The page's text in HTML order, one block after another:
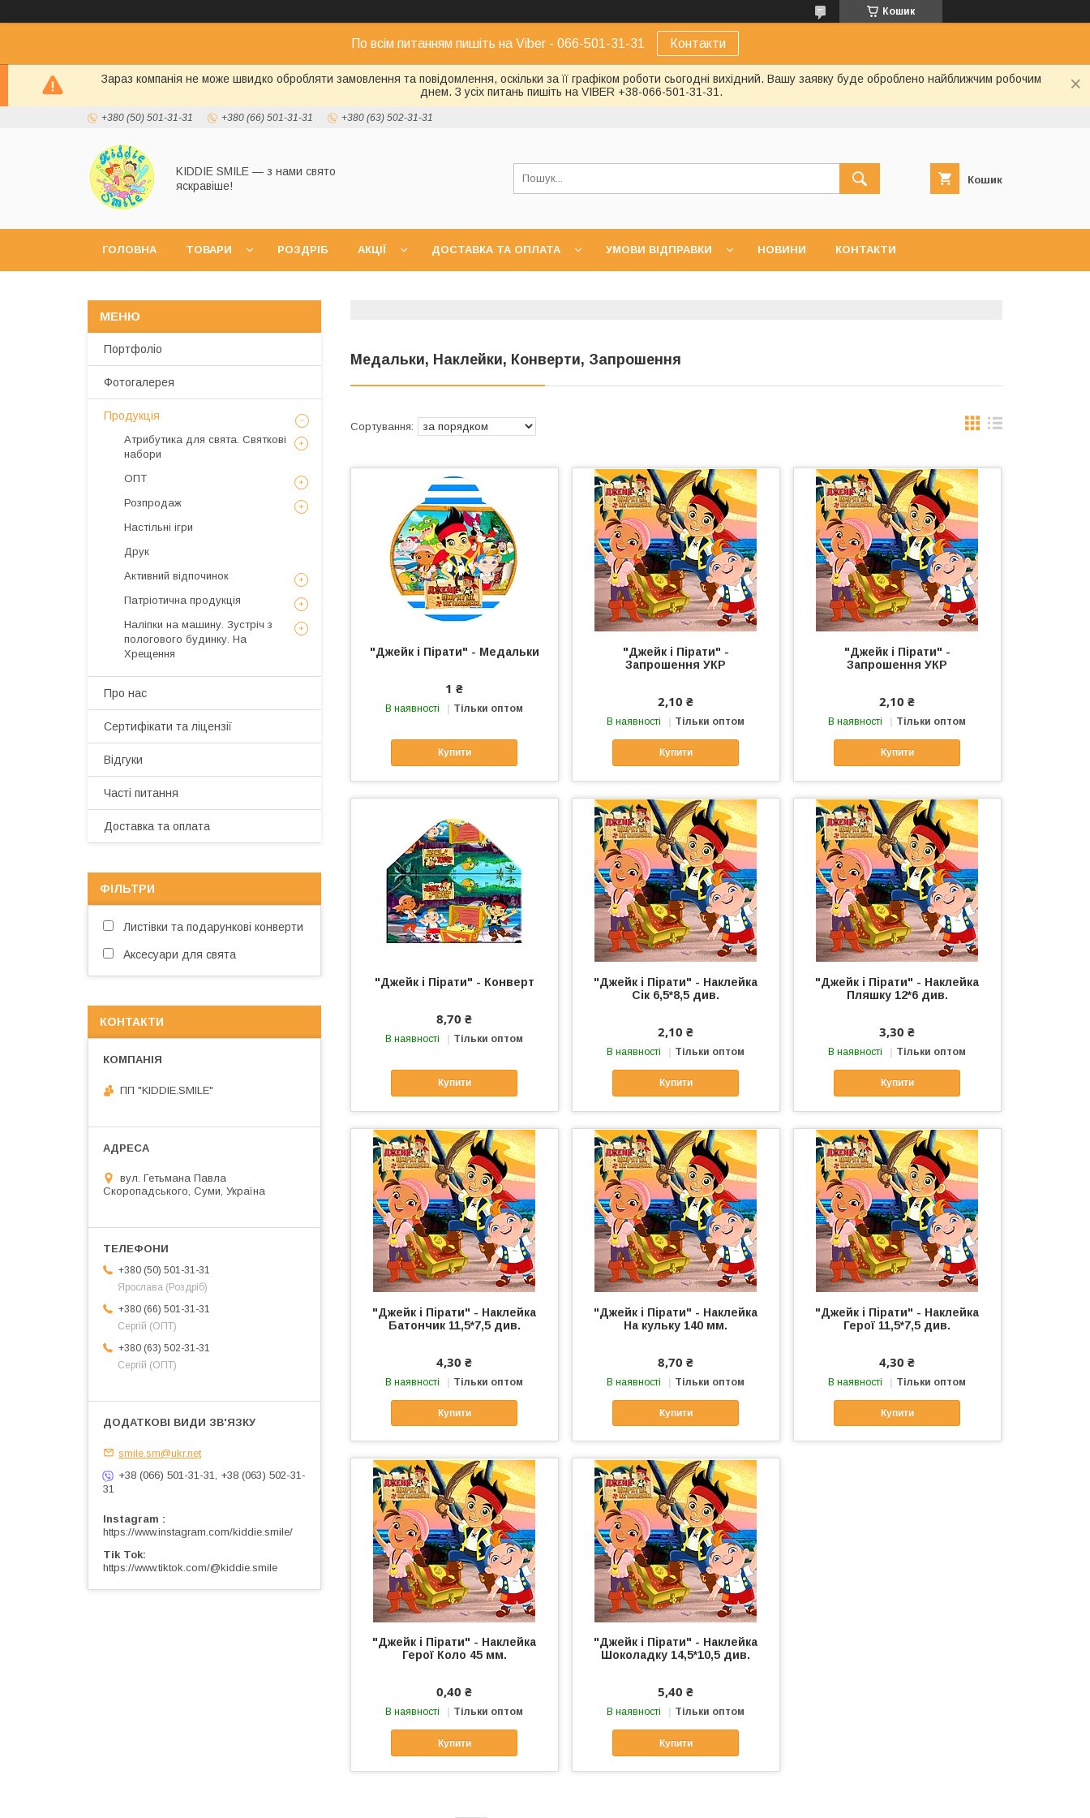
Кошик
По всім питанням пишіть на Viber - 066-501-31-31 Контакти
Зараз компанія не може швидко обробляти замовлення та повідомлення, оскільки за її графіком роботи сьогодні вихідний. Вашу заявку буде оброблено найближчим робочим
днем. З усіх питань пишіть на VIBER +38-066-501-31-31.
+380 (50) 501-31-31 +380 (66) 501-31-31 +380 (63) 502-31-31
KIDDIE SMILE — з нами свято
яскравіше!
Кошик
ГОЛОВНА ТОВАРИ РОЗДРІБ АКЦІЇ ДОСТАВКА ТА ОПЛАТА УМОВИ ВІДПРАВКИ НОВИНИ КОНТАКТИ
Медальки, Наклейки, Конверти, Запрошення
"Джейк і Пірати" - Медальки
1 ₴
В наявності Тільки оптом
Купити
"Джейк і Пірати" -
Запрошення УКР
2,10 ₴
В наявності Тільки оптом
Купити
"Джейк і Пірати" -
Запрошення УКР
2,10 ₴
В наявності Тільки оптом
Купити
"Джейк і Пірати" - Конверт
8,70 ₴
В наявності Тільки оптом
Купити
"Джейк і Пірати" - Наклейка
Сік 6,5*8,5 див.
2,10 ₴
В наявності Тільки оптом
Купити
"Джейк і Пірати" - Наклейка
Пляшку 12*6 див.
3,30 ₴
В наявності Тільки оптом
Купити
"Джейк і Пірати" - Наклейка
Батончик 11,5*7,5 див.
4,30 ₴
В наявності Тільки оптом
Купити
"Джейк і Пірати" - Наклейка
На кульку 140 мм.
8,70 ₴
В наявності Тільки оптом
Купити
"Джейк і Пірати" - Наклейка
Герої 11,5*7,5 див.
4,30 ₴
В наявності Тільки оптом
Купити
"Джейк і Пірати" - Наклейка
Герої Коло 45 мм.
0,40 ₴
В наявності Тільки оптом
Купити
"Джейк і Пірати" - Наклейка
Шоколадку 14,5*10,5 див.
5,40 ₴
В наявності Тільки оптом
Купити
Портфоліо
Фотогалерея
Продукція
Атрибутика для свята. Святкові
набори
ОПТ
Розпродаж
Настільні ігри
Друк
Активний відпочинок
Патріотична продукція
Наліпки на машину. Зустріч з
пологового будинку. На
Хрещення
Про нас
Сертифікати та ліцензії
Відгуки
Часті питання
Доставка та оплата
ФІЛЬТРИ
Листівки та подарункові конверти
Аксесуари для свята
КОНТАКТИ
ПП "KIDDIE.SMILE"
вул. Гетьмана Павла
Скоропадського, Суми, Україна
+380 (50) 501-31-31
Ярослава (Роздріб)
+380 (66) 501-31-31
Сергій (ОПТ)
+380 (63) 502-31-31
Сергій (ОПТ)
smile.sm@ukr.net
+38 (066) 501-31-31, +38 (063) 502-31-
31
Instagram
https://www.instagram.com/kiddie.smile/
Tik Tok
https://www.tiktok.com/@kiddie.smile